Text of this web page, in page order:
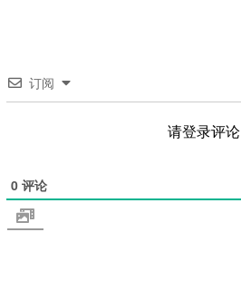
订阅
请登录评论
0 评论